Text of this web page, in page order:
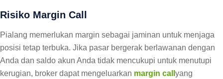
Risiko Margin Call
Pialang memerlukan margin sebagai jaminan untuk menjaga
posisi tetap terbuka. Jika pasar bergerak berlawanan dengan
Anda dan saldo akun Anda tidak mencukupi untuk menutupi
kerugian, broker dapat mengeluarkan margin call yang